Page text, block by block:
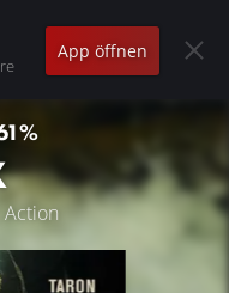
App öffnen
Action